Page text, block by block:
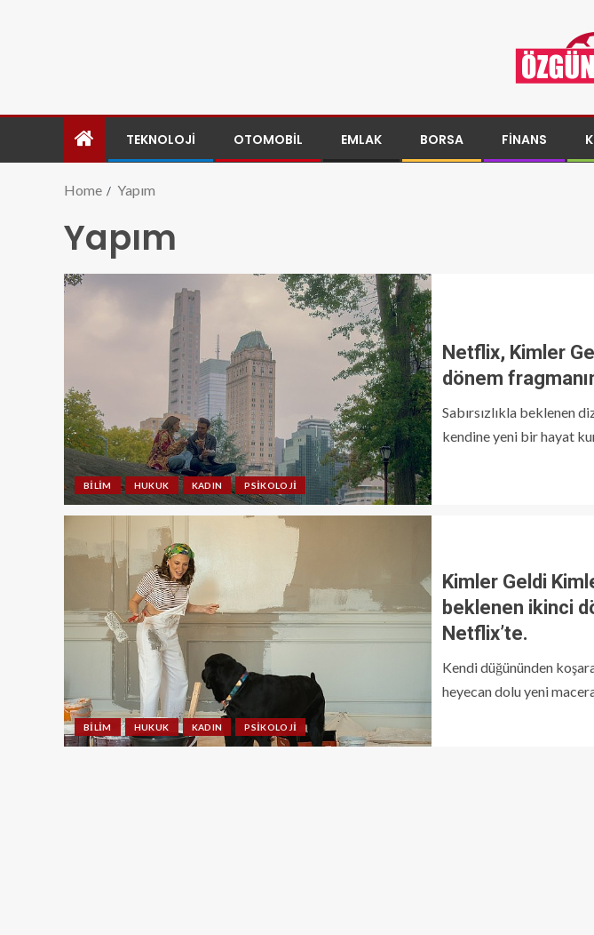
TEKNOLOJI OTOMOBIL EMLAK BORSA FINANS
Home Yapım
Yapım
BILIM HUKUK KADIN PSIKOLOJI
Netflix, Kimler
dönem
Sabırsızlıkla beklenen
kendine yeni bir hayat
BILIM HUKUK KADIN PSIKOLOJI
Kimler Geldi
beklenen ikinci
Netflix’te.
Kendi düğününden
heyecan dolu yeni